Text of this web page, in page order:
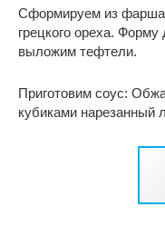
Сформируем из фарша
грецкого ореха.
выложим тефтели.
Приготовим соус:
кубиками нарезанный